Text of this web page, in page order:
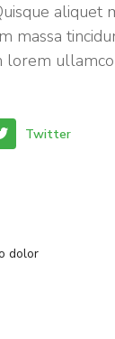
massa
lorem
Twitter
dolor